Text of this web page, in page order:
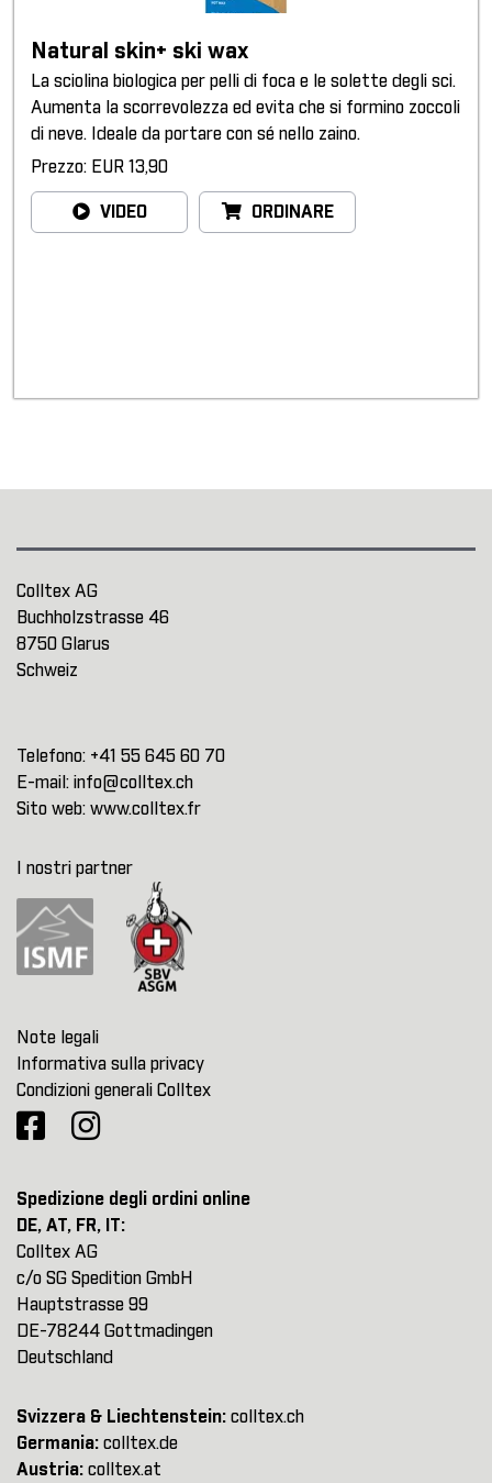
Natural skin+ ski wax
La sciolina biologica per pelli di foca e le solette degli sci.
Aumenta la scorrevolezza ed evita che si formino zoccoli
di neve. Ideale da portare con sé nello zaino.
Prezzo: EUR 13,90
VIDEO ORDINARE
Colltex AG
Buchholzstrasse 46
8750 Glarus
Schweiz
Telefono: +41 55 645 60 70
E-mail: info@colltex.ch
Sito web: www.colltex.fr
I nostri partner
Note legali
Informativa sulla privacy
Condizioni generali Colltex
Spedizione degli ordini online
DE, AT, FR, IT:
Colltex AG
c/o SG Spedition GmbH
Hauptstrasse 99
DE-78244 Gottmadingen
Deutschland
Svizzera & Liechtenstein: colltex.ch
Germania: colltex.de
Austria: colltex.at